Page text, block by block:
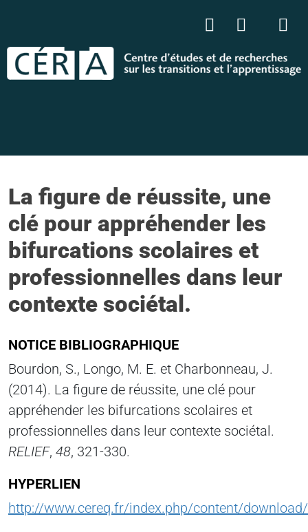
La figure de réussite, une
clé pour appréhender les
bifurcations scolaires et
professionnelles dans leur
contexte sociétal.
NOTICE BIBLIOGRAPHIQUE
Bourdon, S., Longo, M. E. et Charbonneau, J.
(2014). La figure de réussite, une clé pour
appréhender les bifurcations scolaires et
professionnelles dans leur contexte sociétal.
RELIEF, 48, 321-330.
HYPERLIEN
http://www.cereq.fr/index.php/content/